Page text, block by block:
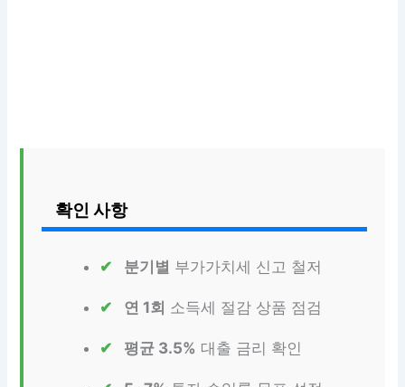
확인 사항
분기별 부가가치세 신고 철저
연 1회 소득세 절감 상품 점검
평균 3.5% 대출 금리 확인